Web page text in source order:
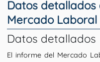
Datos
Mercado
Datos detallados
El informe del Mercado